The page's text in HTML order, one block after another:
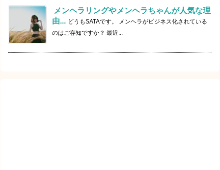
メンヘラリングやメンヘラちゃんが人気な理
由... どうもSATAです。 メンヘラがビジネス化されている
のはご存知ですか？ 最近...